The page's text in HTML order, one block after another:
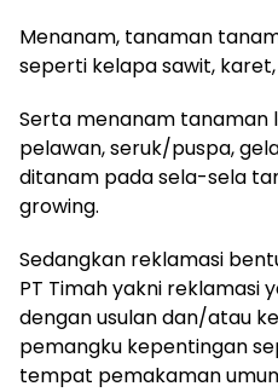
Menanam, tanaman
seperti kelapa sawit,
Serta menanam tanaman
pelawan, seruk/puspa,
ditanam pada sela-sela
growing.
Sedangkan reklamasi
PT Timah yakni reklamasi
dengan usulan dan/atau
pemangku kepentingan
tempat pemakaman